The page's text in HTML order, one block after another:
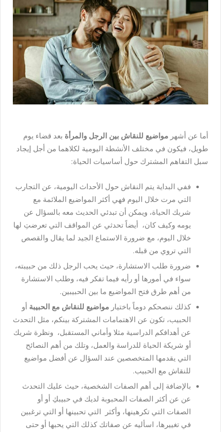
أما عن أشهر مواضيع للنقاش بين الرجل والمرأة بعد قضاء يوم
طويل، فيكون في مختلف الأنشطة اليومية لكلاهما من أجل إيجاد
سبل التفاهم المشترك حول أساسيات الحياة:
ففي البداية يتم النقاش حول الأحداث اليومية، عن التجارب
التي مرت خلال اليوم فهي أكثر المواضيع الملائمة مع
شريك الحياة، ويمكن أن تبدئي الحديث معه بالسؤال عن
يومه وكيف كان، أيضاً تحدثي عن المواقف التي تعرضتِ لها
خلال اليوم، مع ضرورة الاستماع الجيد لما يقال والقصص
التي تروي من قبله.
ضرورة طلب الاستشارة، حيث يحب الرجل ذلك من حبيبته،
سواء في أمورها أو رأيه فيما تفكر فيه، وطلب الاستشارة
من أهم طرق فتح المواضيع ما بين الحبيبين.
كذلك ننصحكم دوماً باختيار مواضيع للنقاش مع الحبيبة أو
الحبيب، تكون عن الاهتمامات المشتركة بينكم، مثل التحدث
عن أهدافكم الدراسية مثلا وأماني المستقبل، ونظرة شريك
أو شريكة الحياة للدراسة والعمل، وتلك من أهم النصائح
التي يقدمها المتخصصين عند السؤال عن أفضل مواضيع
للنقاش مع الحبيب.
بالإضافة إلى أهم الصفات الشخصية، حيث عليك التحدث
عن عن أكثر الصفات المحبوبة لديك في حبيبكِ أو أو
الصفات التي تكرهينها، وأكثر التي تحبينها أو التي ترغبين
في تغييرها، اسأليه عن صفاتك كذلك التي يحبها أو حتى